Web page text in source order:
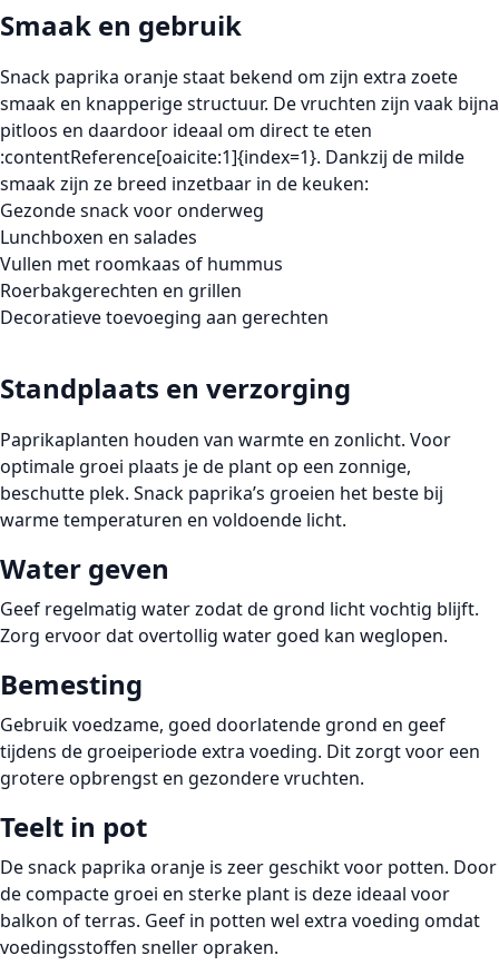
Smaak en gebruik
Snack paprika oranje staat bekend om zijn extra zoete
smaak en knapperige structuur. De vruchten zijn vaak bijna
pitloos en daardoor ideaal om direct te eten
:contentReference[oaicite:1]{index=1}. Dankzij de milde
smaak zijn ze breed inzetbaar in de keuken:
Gezonde snack voor onderweg
Lunchboxen en salades
Vullen met roomkaas of hummus
Roerbakgerechten en grillen
Decoratieve toevoeging aan gerechten
Standplaats en verzorging
Paprikaplanten houden van warmte en zonlicht. Voor
optimale groei plaats je de plant op een zonnige,
beschutte plek. Snack paprika’s groeien het beste bij
warme temperaturen en voldoende licht.
Water geven
Geef regelmatig water zodat de grond licht vochtig blijft.
Zorg ervoor dat overtollig water goed kan weglopen.
Bemesting
Gebruik voedzame, goed doorlatende grond en geef
tijdens de groeiperiode extra voeding. Dit zorgt voor een
grotere opbrengst en gezondere vruchten.
Teelt in pot
De snack paprika oranje is zeer geschikt voor potten. Door
de compacte groei en sterke plant is deze ideaal voor
balkon of terras. Geef in potten wel extra voeding omdat
voedingsstoffen sneller opraken.